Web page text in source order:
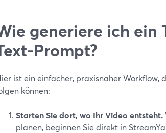
generiere ich ein
Prompt?
ist ein einfacher, praxisnaher
können:
Starten Sie dort, wo Ihr Video entsteht.
planen, beginnen Sie direkt in